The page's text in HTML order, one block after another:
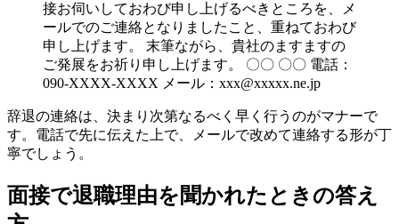
接お伺いしておわび申し上げるべきところを、メ
ールでのご連絡となりましたこと、重ねておわび
申し上げます。 末筆ながら、貴社のますますの
ご発展をお祈り申し上げます。 〇〇 〇〇 電話：
090-XXXX-XXXX メール：xxx@xxxxx.ne.jp
辞退の連絡は、決まり次第なるべく早く行うのがマナーで
す。電話で先に伝えた上で、メールで改めて連絡する形が丁
寧でしょう。
面接で退職理由を聞かれたときの答え